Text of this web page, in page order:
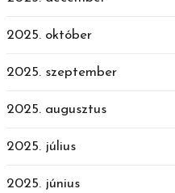
2025. október
2025. szeptember
2025. augusztus
2025. július
2025. június